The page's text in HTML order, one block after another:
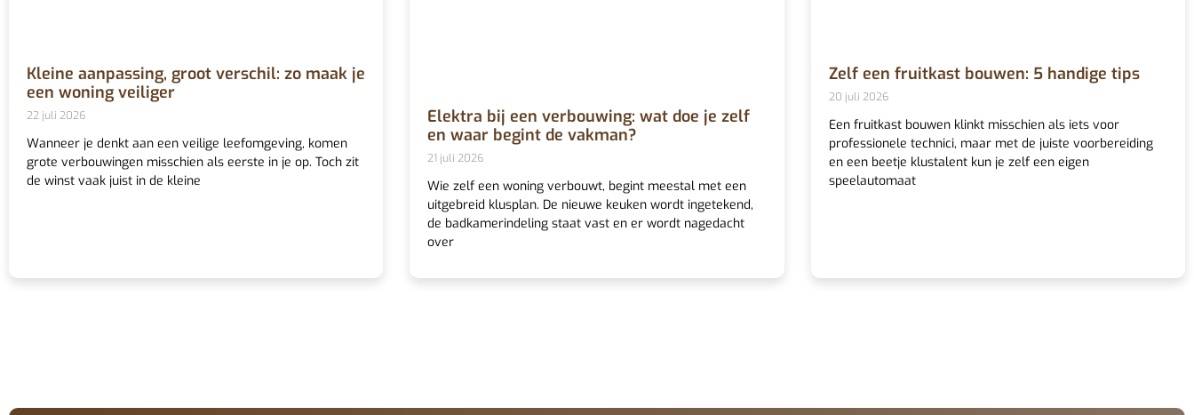
Kleine aanpassing, groot verschil: zo maak je
een woning veiliger
22 juli 2026
Wanneer je denkt aan een veilige leefomgeving, komen
grote verbouwingen misschien als eerste in je op. Toch zit
de winst vaak juist in de kleine
Elektra bij een verbouwing: wat doe je zelf
en waar begint de vakman?
21 juli 2026
Wie zelf een woning verbouwt, begint meestal met een
uitgebreid klusplan. De nieuwe keuken wordt ingetekend,
de badkamerindeling staat vast en er wordt nagedacht
over
Zelf een fruitkast bouwen: 5 handige tips
20 juli 2026
Een fruitkast bouwen klinkt misschien als iets voor
professionele technici, maar met de juiste voorbereiding
en een beetje klustalent kun je zelf een eigen
speelautomaat